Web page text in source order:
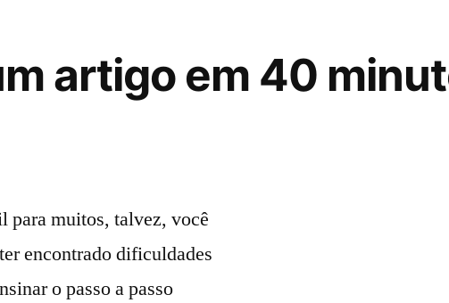
artigo em 40
para muitos, talvez, você
encontrado dificuldades
o passo a passo